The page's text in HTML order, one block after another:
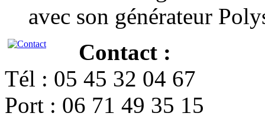
avec son générateur
Contact :
Tél : 05 45 32 04 67
Port : 06 71 49 35 15